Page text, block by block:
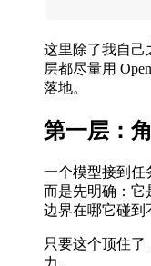
这里除了我自己
层都尽量用
落地。
第一层：
一个模型接到任
而是先明确：它
边界在哪它碰
只要这个顶住了
力。